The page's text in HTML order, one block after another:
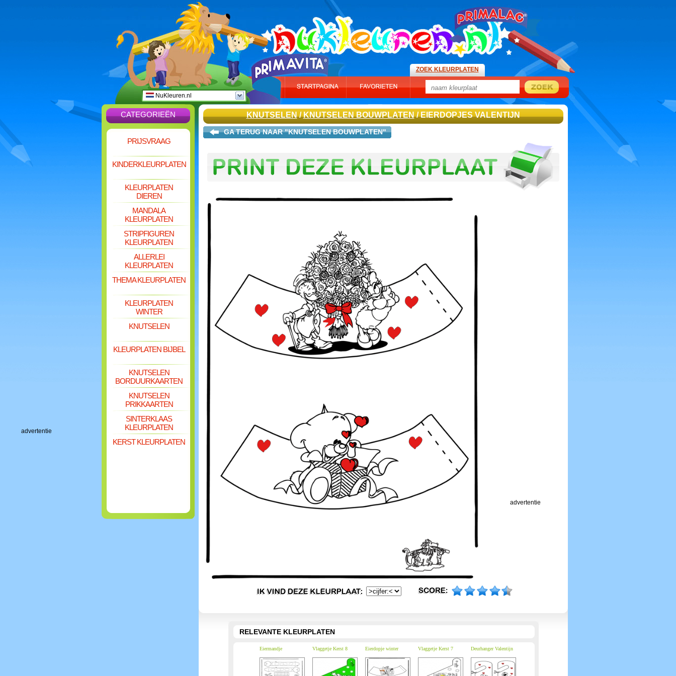
advertentie
NuKleuren.nl
ZOEK KLEURPLATEN
CATEGORIEËN
PRIJSVRAAG
KINDERKLEURPLATEN
KLEURPLATEN
DIEREN
MANDALA
KLEURPLATEN
STRIPFIGUREN
KLEURPLATEN
ALLERLEI
KLEURPLATEN
THEMA KLEURPLATEN
KLEURPLATEN
WINTER
KNUTSELEN
KLEURPLATEN BIJBEL
KNUTSELEN
BORDUURKAARTEN
KNUTSELEN
PRIKKAARTEN
SINTERKLAAS
KLEURPLATEN
KERST KLEURPLATEN
KNUTSELEN/KNUTSELEN BOUWPLATEN/ EIERDOPJES VALENTIJN
GA TERUG NAAR "KNUTSELEN BOUWPLATEN"
advertentie
RELEVANTE KLEURPLATEN
Eiermandje Vlaggetje Kerst 8 Eierdopje winter Vlaggetje Kerst 7 Deurhanger Valentijn